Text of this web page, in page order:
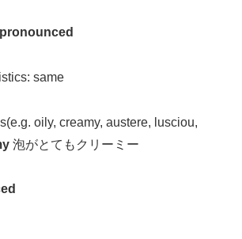
pronounced
same
oily, creamy, austere, lusciou,
泡がとてもクリーミー